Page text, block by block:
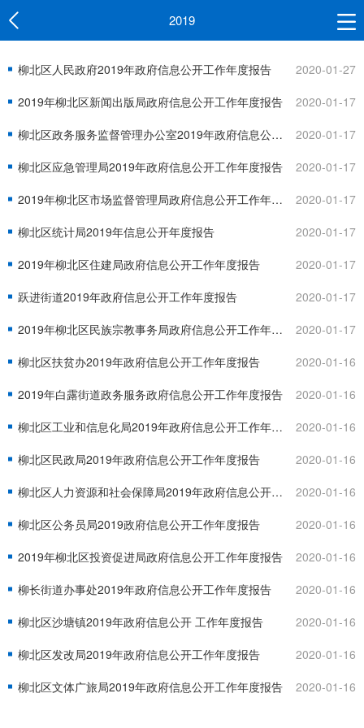
2019
柳北区人民政府2019年政府信息公开工作年度报告
2020-01-27
2019年柳北区新闻出版局政府信息公开工作年度报告
2020-01-17
柳北区政务服务监督管理办公室2019年政府信息公开工作年度报告
2020-01-17
柳北区应急管理局2019年政府信息公开工作年度报告
2020-01-17
2019年柳北区市场监督管理局政府信息公开工作年度报告
2020-01-17
柳北区统计局2019年信息公开年度报告
2020-01-17
2019年柳北区住建局政府信息公开工作年度报告
2020-01-17
跃进街道2019年政府信息公开工作年度报告
2020-01-17
2019年柳北区民族宗教事务局政府信息公开工作年度报告
2020-01-17
柳北区扶贫办2019年政府信息公开工作年度报告
2020-01-16
2019年白露街道政务服务政府信息公开工作年度报告
2020-01-16
柳北区工业和信息化局2019年政府信息公开工作年度报告
2020-01-16
柳北区民政局2019年政府信息公开工作年度报告
2020-01-16
柳北区人力资源和社会保障局2019年政府信息公开工作年度报告
2020-01-16
柳北区公务员局2019政府信息公开工作年度报告
2020-01-16
2019年柳北区投资促进局政府信息公开工作年度报告
2020-01-16
柳长街道办事处2019年政府信息公开工作年度报告
2020-01-16
柳北区沙塘镇2019年政府信息公开 工作年度报告
2020-01-16
柳北区发改局2019年政府信息公开工作年度报告
2020-01-16
柳北区文体广旅局2019年政府信息公开工作年度报告
2020-01-16